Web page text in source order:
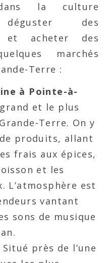
la culture
déguster des
et acheter des
marchés
Terre :
à Pointe-à-
et le plus
Terre. On y
produits, allant
frais aux épices,
et les
L’atmosphère est
vantant
sons de musique
Situé près de l’une